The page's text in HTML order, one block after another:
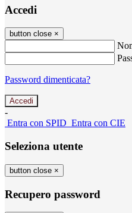
Accedi
button close ×
Password dimenticata?
-
Entra con SPID Entra con CIE
Seleziona utente
button close ×
Recupero password